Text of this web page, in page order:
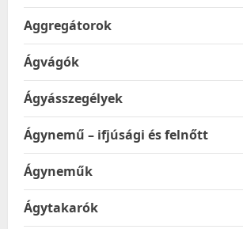
Aggregátorok
Ágvágók
Ágyásszegélyek
Ágynemű – ifjúsági és felnőtt
Ágyneműk
Ágytakarók